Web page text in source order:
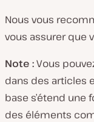
Nous vous
vous assurer que
Note :Vous
dans des articles
base s’étend une
des éléments